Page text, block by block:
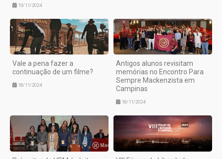
19/11/2024
Vale a pena fazer a
continuação de um filme?
18/11/2024
Antigos alunos revisitam
memórias no Encontro Para
Sempre Mackenzista em
Campinas
18/11/2024